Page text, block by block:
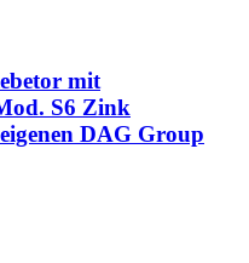
mit
S6 Zink
DAG Group